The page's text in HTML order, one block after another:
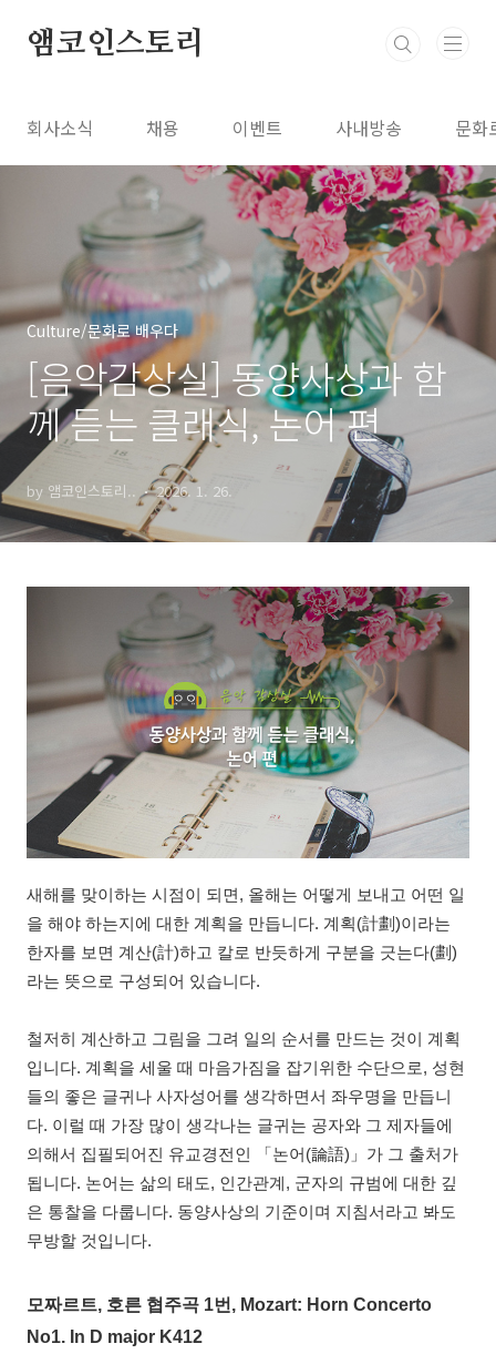
앰코인스토리
회사소식 채용 이벤트 사내방송 문화
Culture/문화로 배우다
[음악감상실] 동양사상과 함
께 듣는 클래식, 논어 편
by 앰코인스토리.. 2026. 1. 26.
새해를 맞이하는 시점이 되면, 올해는 어떻게 보내고 어떤 일
을 해야 하는지에 대한 계획을 만듭니다. 계획(計劃)이라는
한자를 보면 계산(計)하고 칼로 반듯하게 구분을 긋는다(劃)
라는 뜻으로 구성되어 있습니다.
철저히 계산하고 그림을 그려 일의 순서를 만드는 것이 계획
입니다. 계획을 세울 때 마음가짐을 잡기위한 수단으로, 성현
들의 좋은 글귀나 사자성어를 생각하면서 좌우명을 만듭니
다. 이럴 때 가장 많이 생각나는 글귀는 공자와 그 제자들에
의해서 집필되어진 유교경전인 「논어(論語)」가 그 출처가
됩니다. 논어는 삶의 태도, 인간관계, 군자의 규범에 대한 깊
은 통찰을 다룹니다. 동양사상의 기준이며 지침서라고 봐도
무방할 것입니다.
모짜르트, 호른 협주곡 1번, Mozart: Horn Concerto
No1. In D major K412